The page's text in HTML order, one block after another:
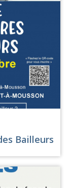
Bailleurs